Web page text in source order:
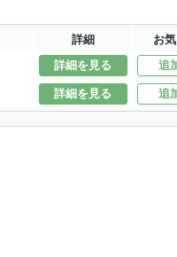
詳細 お
詳細を見る 追
詳細を見る 追